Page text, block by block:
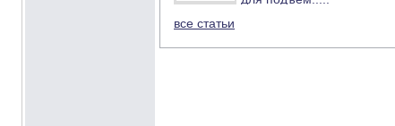
все статьи